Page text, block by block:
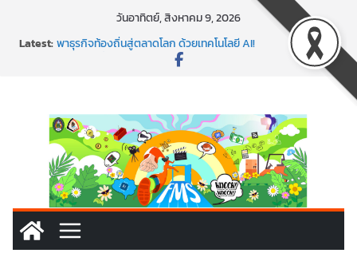
วันอาทิตย์, สิงหาคม 9, 2026
Latest:พาธุรกิจท้องถิ่นสู่ตลาดโลก ด้วยเทคโนโลยี AI!
SMEs ยุคนี้ ถ้าไม่ใช้ AI ถือว่าพลาดมาก!
พร้อมลุยแล้ว! ปักหมุดโรดแมป AI อัปสกิลธุรกิจให้พุ่งทะยาน